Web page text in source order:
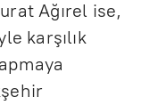
Ağırel ise,
karşılık